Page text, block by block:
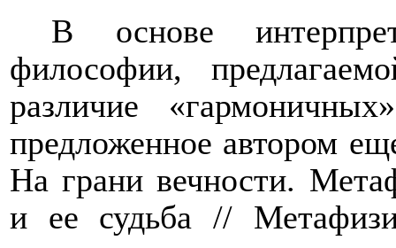
В основе
философии,
различие
предложенное автором
На грани вечности.
и ее судьба //